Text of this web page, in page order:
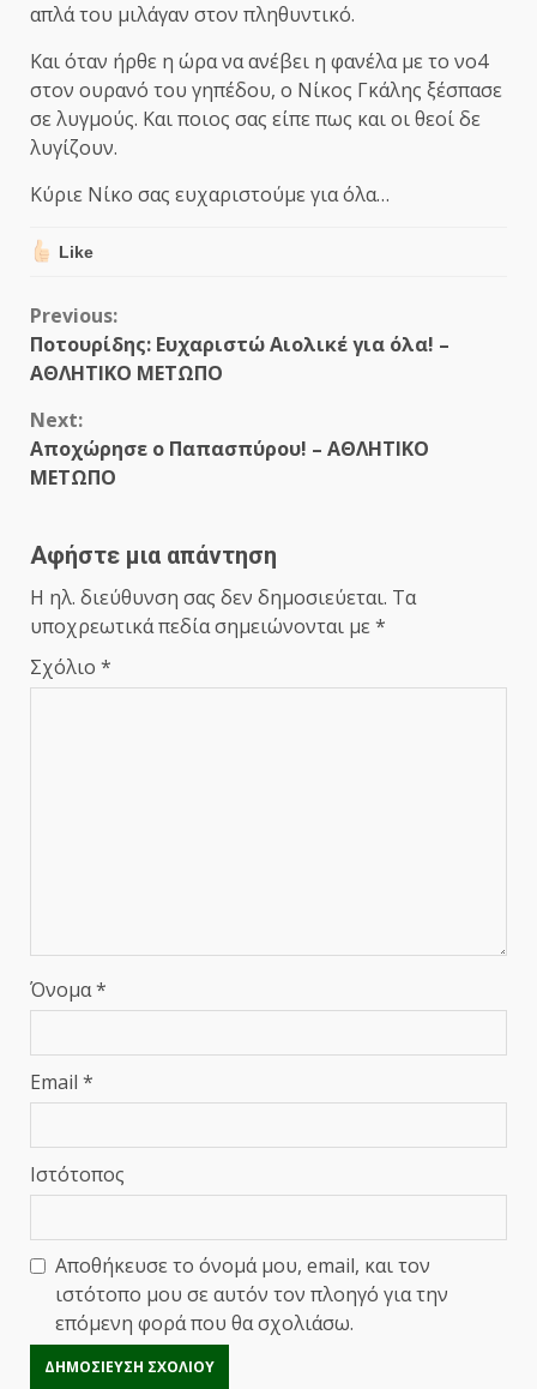
απλά του μιλάγαν στον πληθυντικό.
Και όταν ήρθε η ώρα να ανέβει η φανέλα με το νο4
στον ουρανό του γηπέδου, ο Νίκος Γκάλης ξέσπασε
σε λυγμούς. Και ποιος σας είπε πως και οι θεοί δε
λυγίζουν.
Κύριε Νίκο σας ευχαριστούμε για όλα…
Like
Continue
Reading
Previous:
Ποτουρίδης: Ευχαριστώ Αιολικέ για όλα! –
ΑΘΛΗΤΙΚΟ ΜΕΤΩΠΟ
Next:
Αποχώρησε ο Παπασπύρου! – ΑΘΛΗΤΙΚΟ
ΜΕΤΩΠΟ
Αφήστε μια απάντηση
Η ηλ. διεύθυνση σας δεν δημοσιεύεται. Τα
υποχρεωτικά πεδία σημειώνονται με *
Σχόλιο *
Όνομα*
Email *
Ιστότοπος
Αποθήκευσε το όνομά μου, email, και τον
ιστότοπο μου σε αυτόν τον πλοηγό για την
επόμενη φορά που θα σχολιάσω.